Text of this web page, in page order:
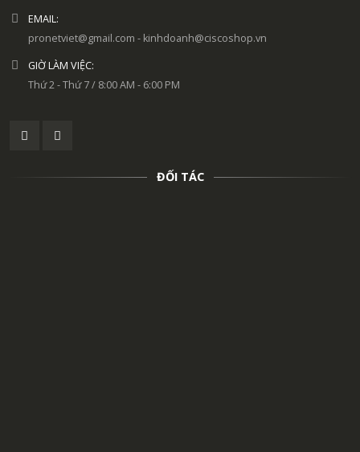
EMAIL:
pronetviet@gmail.com - kinhdoanh@ciscoshop.vn
GIỜ LÀM VIỆC:
Thứ 2 - Thứ 7 / 8:00 AM - 6:00 PM
ĐỐI TÁC